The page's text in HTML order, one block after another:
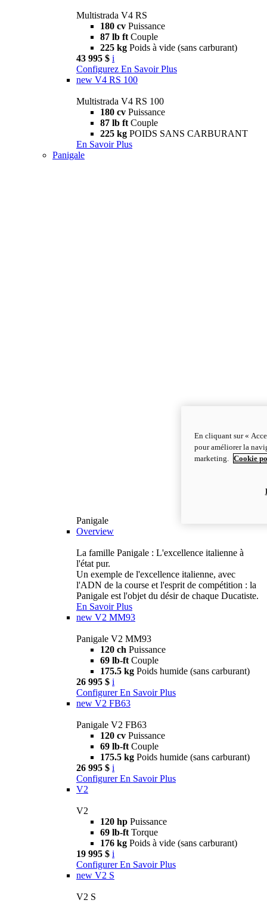
Multistrada V4 RS
180 cv Puissance
87 lb ft Couple
225 kg Poids à vide (sans carburant)
43 995 $ i
Configurez En Savoir Plus
new V4 RS 100
Multistrada V4 RS 100
180 cv Puissance
87 lb ft Couple
225 kg POIDS SANS CARBURANT
En Savoir Plus
Panigale
Panigale
Overview
La famille Panigale : L'excellence italienne à
l'état pur.
Un exemple de l'excellence italienne, avec
l'ADN de la course et l'esprit de compétition : la
Panigale est l'objet du désir de chaque Ducatiste.
En Savoir Plus
new V2 MM93
Panigale V2 MM93
120 ch Puissance
69 lb-ft Couple
175.5 kg Poids humide (sans carburant)
26 995 $ i
Configurer En Savoir Plus
new V2 FB63
Panigale V2 FB63
120 cv Puissance
69 lb-ft Couple
175.5 kg Poids humide (sans carburant)
26 995 $ i
Configurer En Savoir Plus
V2
V2
120 hp Puissance
69 lb-ft Torque
176 kg Poids à vide (sans carburant)
19 995 $ i
Configurer En Savoir Plus
new V2 S
V2 S
En cliquant sur «
pour améliorer la
marketing.
Cookie